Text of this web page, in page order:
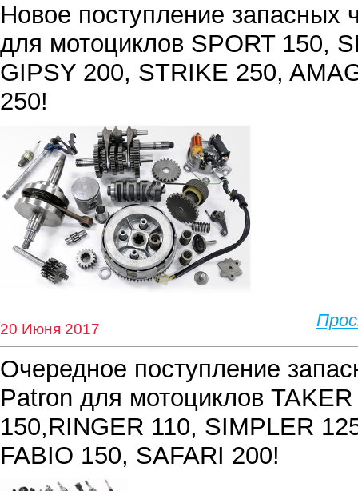
Новое поступление запасных
для мотоциклов SPORT 150,
GIPSY 200, STRIKE 250,
250!
20 Июня 2017
Очередное поступление
Patron для мотоциклов
150,RINGER 110, SIMPLER
FABIO 150, SAFARI 200!